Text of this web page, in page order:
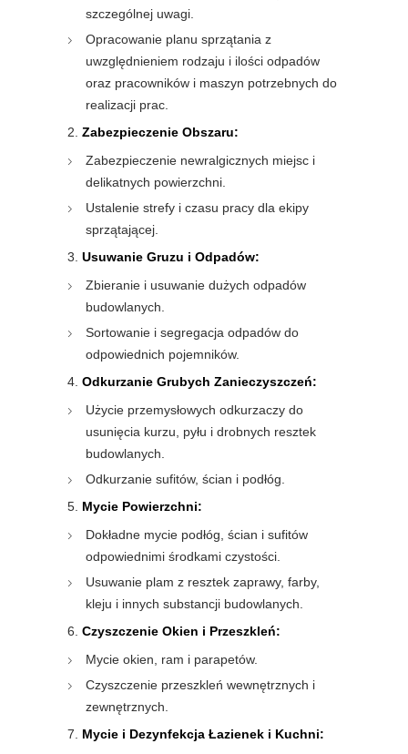
szczególnej uwagi.
Opracowanie planu sprzątania z
uwzględnieniem rodzaju i ilości odpadów
oraz pracowników i maszyn potrzebnych do
realizacji prac.
Zabezpieczenie Obszaru:
Zabezpieczenie newralgicznych miejsc i
delikatnych powierzchni.
Ustalenie strefy i czasu pracy dla ekipy
sprzątającej.
Usuwanie Gruzu i Odpadów:
Zbieranie i usuwanie dużych odpadów
budowlanych.
Sortowanie i segregacja odpadów do
odpowiednich pojemników.
Odkurzanie Grubych Zanieczyszczeń:
Użycie przemysłowych odkurzaczy do
usunięcia kurzu, pyłu i drobnych resztek
budowlanych.
Odkurzanie sufitów, ścian i podłóg.
Mycie Powierzchni:
Dokładne mycie podłóg, ścian i sufitów
odpowiednimi środkami czystości.
Usuwanie plam z resztek zaprawy, farby,
kleju i innych substancji budowlanych.
Czyszczenie Okien i Przeszkleń:
Mycie okien, ram i parapetów.
Czyszczenie przeszkleń wewnętrznych i
zewnętrznych.
Mycie i Dezynfekcja Łazienek i Kuchni: